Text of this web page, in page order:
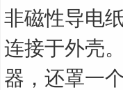
非磁性导电
连接于外壳
器，还罩一